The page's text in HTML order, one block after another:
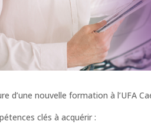
d’une nouvelle formation à l’UFA
clés à acquérir :